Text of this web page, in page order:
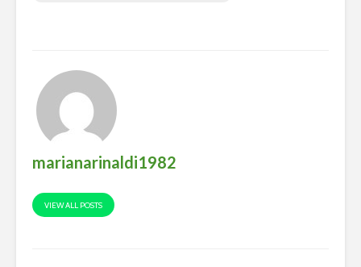
marianarinaldi1982
VIEW ALL POSTS